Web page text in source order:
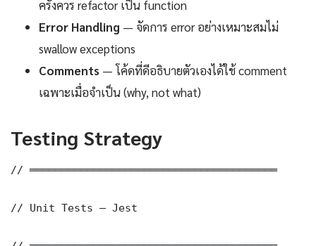
ครั้งควร refactor เป็น function
Error Handling — จัดการ error อย่างเหมาะสมไม่
swallow exceptions
Comments — โค้ดที่ดีอธิบายตัวเองได้ใช้ comment
เฉพาะเมื่อจำเป็น (why, not what)
Testing Strategy
// ═══════════════════════════════════════
// Unit Tests — Jest